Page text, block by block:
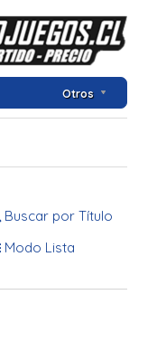
Otros
Buscar por Título
Modo Lista